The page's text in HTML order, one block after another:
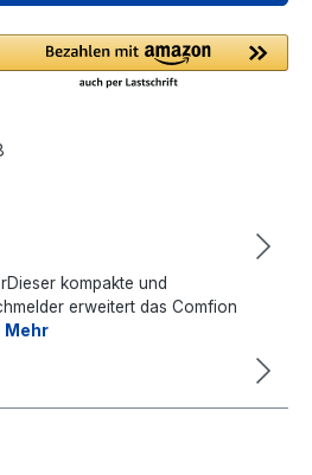
kompakte und
erweitert das Comfion
Mehr